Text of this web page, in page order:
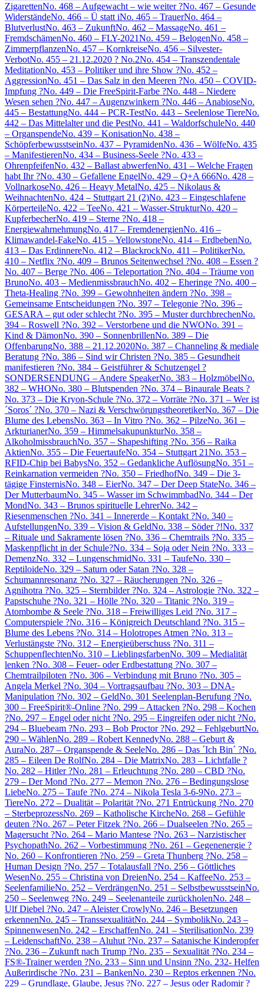
ZigarettenNo. 468 – Aufgewacht – wie weiter ?No. 467 – Gesunde
WiderständeNo. 466 – Ü statt iNo. 465 – TrauerNo. 464 –
BlutverlustNo. 463 – ZukunftNo. 462 – MassageNo. 461 –
FremdschämenNo. 460 – FLY-2021No. 459 – BelogenNo. 458 –
ZimmerpflanzenNo. 457 – KornkreiseNo. 456 – Silvester-
VerbotNo. 455 – 21.12.2020 ? No.2No. 454 – Transzendentale
MeditationNo. 453 – Politiker und ihre Show ?No. 452 –
AggressionNo. 451 – Das Salz in den Meeren ?No. 450 – COVID-
Impfung ?No. 449 – Die FreeSpirit-Farbe ?No. 448 – Niedere
Wesen sehen ?No. 447 – Augenzwinkern ?No. 446 – AnabioseNo.
445 – BestattungNo. 444 – PCR-TestNo. 443 – Seelenlose TiereNo.
442 – Das Mittelalter und die PestNo. 441 – WaldorfschuleNo. 440
– OrganspendeNo. 439 – KonisationNo. 438 –
SchöpferbewusstseinNo. 437 – PyramidenNo. 436 – WölfeNo. 435
– ManifestierenNo. 434 – Business-Seele ?No. 433 –
OhrenpfeifenNo. 432 – Ballast abwerfenNo. 431 – Welche Fragen
habt Ihr ?No. 430 – Gefallene EngelNo. 429 – Q+A 666No. 428 –
VollnarkoseNo. 426 – Heavy MetalNo. 425 – Nikolaus &
WeihnachtenNo. 424 – Stuttgart 21 (2)No. 423 – Eingeschlafene
KörperteileNo. 422 – TeeNo. 421 – Wasser-StrukturNo. 420 –
KupferbecherNo. 419 – Sterne ?No. 418 –
EnergiewahrnehmungNo. 417 – FremdenergienNo. 416 –
Klimawandel-FakeNo. 415 – YellowstoneNo. 414 – ErdbebenNo.
413 – Das ErdinnereNo. 412 – BlackrockNo. 411 – PolitikerNo.
410 – Netflix ?No. 409 – Brunos Seitenwechsel ?No. 408 – Essen ?
No. 407 – Berge ?No. 406 – Teleportation ?No. 404 – Träume von
BrunoNo. 403 – MedienmissbrauchNo. 402 – Eheringe ?No. 400 –
Theta-Healing ?No. 399 – Gewohnheiten ändern ?No. 398 –
Gemeinsame Entscheidungen ?No. 397 – Telegonie ?No. 396 –
GESARA – gut oder schlecht ?No. 395 – Muster durchbrechenNo.
394 – Roswell ?No. 392 – Verstorbene und die NWONo. 391 –
Kind & DämonNo. 390 – SonnenbrillenNo. 389 – Die
OffenbarungNo. 388 – 21.12.2020No. 387 – Channeling & mediale
Beratung ?No. 386 – Sind wir Christen ?No. 385 – Gesundheit
manifestieren ?No. 384 – Geistführer & Schutzengel ?
SONDERSENDUNG – Andere SpeakerNo. 383 – HolzmöbelNo.
382 – WHONo. 380 – Blutspenden ?No. 374 – Binaurale Beats ?
No. 373 – Die Kryon-Schule ?No. 372 – Vorräte ?No. 371 – Wer ist
´Soros´ ?No. 370 – Nazi & VerschwörungstheoretikerNo. 367 – Die
Blume des LebensNo. 363 – In Vitro ?No. 362 – PilzeNo. 361 –
ArkturianerNo. 359 – HimmelsakupunkturNo. 358 –
AlkoholmissbrauchNo. 357 – Shapeshifting ?No. 356 – Raika
AktienNo. 355 – Die FeuertaufeNo. 354 – Stuttgart 21No. 353 –
RFID-Chip bei BabysNo. 352 – Gedankliche AuflösungNo. 351 –
Reinkarnation vermeiden ?No. 350 – FriedhofNo. 349 – Die 3-
tägige FinsternisNo. 348 – EierNo. 347 – Der Deep StateNo. 346 –
Der MutterbaumNo. 345 – Wasser im SchwimmbadNo. 344 – Der
MondNo. 343 – Brunos spirituelle LehrerNo. 342 –
Riesenmenschen ?No. 341 – Innererde – Kontakt ?No. 340 –
AufstellungenNo. 339 – Vision & GeldNo. 338 – Söder ?!No. 337
– Rituale und Sakramente lösen ?No. 336 – Chemtrails ?No. 335 –
Maskenpflicht in der Schule?No. 334 – Soja oder Nein ?No. 333 –
DemenzNo. 332 – LungenschmidNo. 331 – TaufeNo. 330 –
ReptiloideNo. 329 – Saturn oder Satan ?No. 328 –
Schumannresonanz ?No. 327 – Räucherungen ?No. 326 –
Agnihotra ?No. 325 – Sternbilder ?No. 324 – Astrologie ?No. 322 –
Papstschuhe ?No. 321 – Hölle ?No. 320 – Titanic ?No. 319 –
Atombombe & Seele ?No. 318 – Freiwilliges Leid ?No. 317 –
Computerspiele ?No. 316 – Königreich Deutschland ?No. 315 –
Blume des Lebens ?No. 314 – Holotropes Atmen ?No. 313 –
Verlustängste ?No. 312 – Energieüberschuss ?No. 311 –
SchuppenflechtenNo. 310 – LieblingsfarbenNo. 309 – Medialität
lenken ?No. 308 – Feuer- oder Erdbestattung ?No. 307 –
Chemtrailpiloten ?No. 306 – Verbindung mit Bruno ?No. 305 –
Angela Merkel ?No. 304 – Vortragsaufbau ?No. 303 – DNA-
Manipulation ?No. 302 – GeldNo. 301 Seelenplan-Berufung ?No.
300 – FreeSpirit®-Online ?No. 299 – Attacken ?No. 298 – Kochen
?No. 297 – Engel oder nicht ?No. 295 – Eingreifen oder nicht ?No.
294 – Bluebeam ?No. 293 – Bob Proctor ?No. 292 – FehlgeburtNo.
290 – WählenNo. 289 – Robert KennedyNo. 288 – Geburt &
AuraNo. 287 – Organspende & SeeleNo. 286 – Das ´Ich Bin´ ?No.
285 – Eileen De RolfNo. 284 – Die MatrixNo. 283 – Lichtfalle ?
No. 282 – Hitler ?No. 281 – Erleuchtung ?No. 280 – CBD ?No.
279 – Der Mond ?No. 277 – Memon ?No. 276 – Bedingungslose
LiebeNo. 275 – Taufe ?No. 274 – Nikola Tesla 3-6-9No. 273 –
TiereNo. 272 – Dualität – Polarität ?No. 271 Entrückung ?No. 270
– SterbeprozessNo. 269 – Katholische KircheNo. 268 – Gefühle
deuten ?No. 267 – Peter Fitzek ?No. 266 – Dualseelen ?No. 265 –
Magersucht ?No. 264 – Mario Mantese ?No. 263 – Narzistischer
PsychopathNo. 262 – Vorbestimmung ?No. 261 – Gegenenergie ?
No. 260 – Konfrontieren ?No. 259 – Greta Thunberg ?No. 258 –
Human Design ?No. 257 – Totalausfall ?No. 256 – Göttliches
WesenNo. 255 – Christina von DreienNo. 254 – KaffeeNo. 253 –
SeelenfamilieNo. 252 – VerdrängenNo. 251 – SelbstbewusstseinNo.
250 – Seelenweg ?No. 249 – Seelenanteile zurückholenNo. 248 –
Ulf Diebel ?No. 247 – Aleister CrowlyNo. 246 – Besetzungen
erkennenNo. 245 – TranssexualitätNo. 244 – SymbolikNo. 243 –
SpinnenwesenNo. 242 – ErschaffenNo. 241 – SterilisationNo. 239
– LeidenschaftNo. 238 – Aluhut ?No. 237 – Satanische Kinderopfer
?No. 236 – Zukunft nach Trump ?No. 235 – Sexualität ?No. 234 –
FS®-Trainer werden ?No. 233 – Sinn und Unsinn ?No. 232- Helfen
Außerirdische ?No. 231 – BankenNo. 230 – Reptos erkennen ?No.
229 – Grundlage, Glaube, Jesus ?No. 227 – Jesus oder Radomir ?